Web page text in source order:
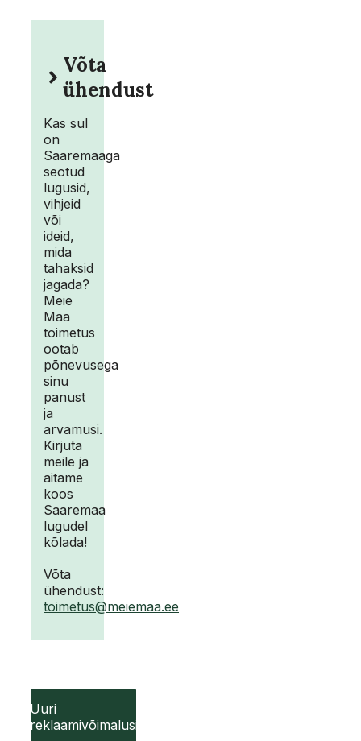
Võta
ühendust
Kas sul
on
Saaremaaga
seotud
lugusid,
vihjeid
või
ideid,
mida
tahaksid
jagada?
Meie
Maa
toimetus
ootab
põnevusega
sinu
panust
ja
arvamusi.
Kirjuta
meile ja
aitame
koos
Saaremaa
lugudel
kõlada!
Võta
ühendust:
toimetus@meiemaa.ee
Uuri
reklaamivõimalusi